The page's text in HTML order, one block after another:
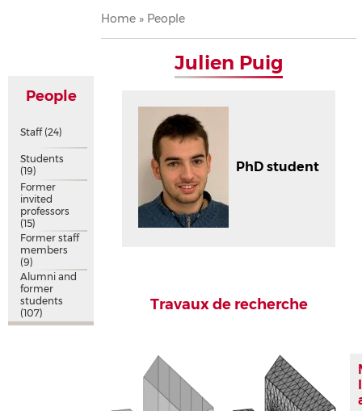
Breadcrumb
Home People
Julien Puig
PhD student
Travaux de recherche
People
Staff (24)
Students
(19)
Former
invited
professors
(15)
Former staff
members
(9)
Alumni and
former
students
(107)